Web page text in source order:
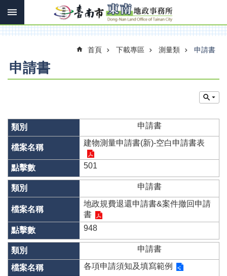
跳到主要內容區塊
搜
進
階
報
機
簡
介
線
上
辦
與
查
詢
首頁 下載專區 測量類 申請書
申請書
申請書
建物測量申請書(新)-空白申請書表
501
申請書
地政規費退還申請書&案件撤回申請
書
948
申請書
各項申請須知及填寫範例